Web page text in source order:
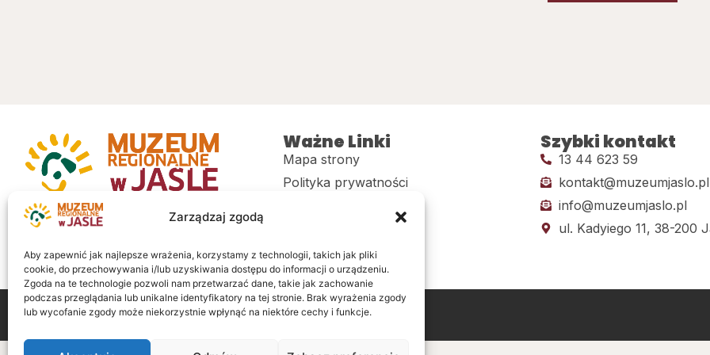
Zarządzaj zgodą
Aby zapewnić jak najlepsze wrażenia, korzystamy z technologii, takich jak pliki
cookie, do przechowywania i/lub uzyskiwania dostępu do informacji o urządzeniu.
Zgoda na te technologie pozwoli nam przetwarzać dane, takie jak zachowanie
podczas przeglądania lub unikalne identyfikatory na tej stronie. Brak wyrażenia zgody
lub wycofanie zgody może niekorzystnie wpłynąć na niektóre cechy i funkcje.
Muzeum regionalne w Jaśle im. dr.
Stanisława Kadyiego
Ważne Linki
Mapa strony
Polityka prywatności
Sklep
Szybki kontakt
13 44 623 59
kontakt@muzeumjaslo.pl
info@muzeumjaslo.pl
ul. Kadyiego 11, 38-200
Wszelkie prawa zastrzeżoneRealizacja: LiderOnline